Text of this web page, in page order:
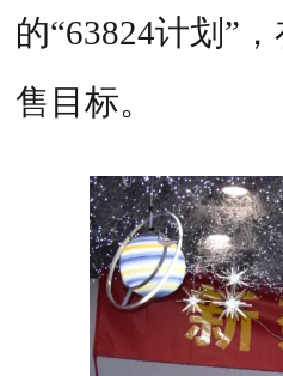
的“63824计划”
售目标。